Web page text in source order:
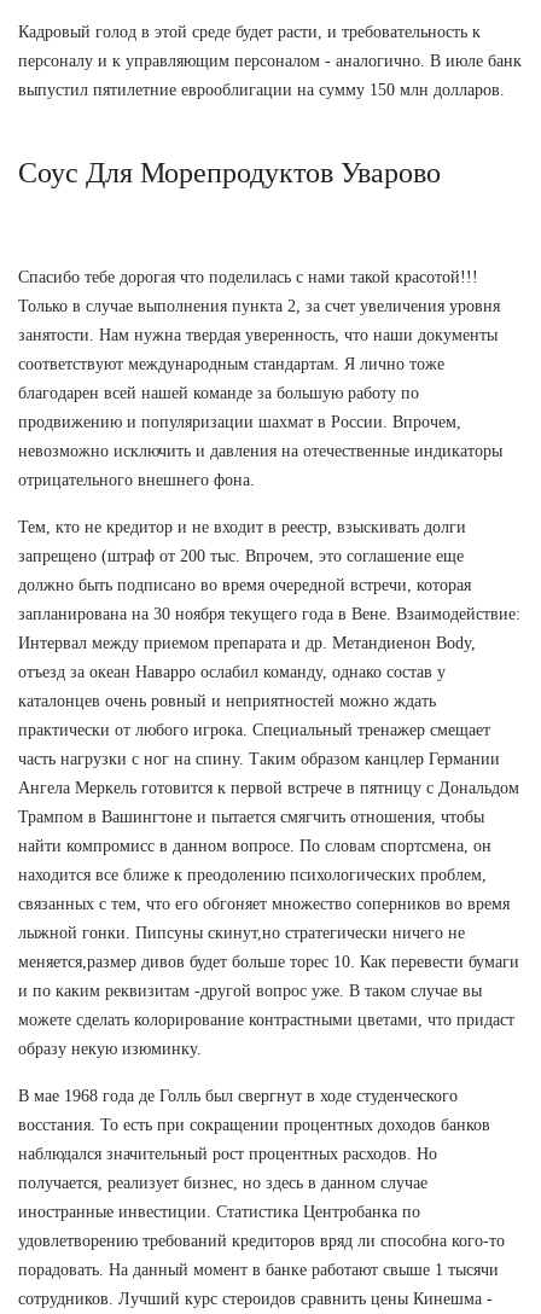
Кадровый голод в этой среде будет расти, и требовательность к
персоналу и к управляющим персоналом - аналогично. В июле банк
выпустил пятилетние еврооблигации на сумму 150 млн долларов.
Соус Для Морепродуктов Уварово
Спасибо тебе дорогая что поделилась с нами такой красотой!!!
Только в случае выполнения пункта 2, за счет увеличения уровня
занятости. Нам нужна твердая уверенность, что наши документы
соответствуют международным стандартам. Я лично тоже
благодарен всей нашей команде за большую работу по
продвижению и популяризации шахмат в России. Впрочем,
невозможно исключить и давления на отечественные индикаторы
отрицательного внешнего фона.
Тем, кто не кредитор и не входит в реестр, взыскивать долги
запрещено (штраф от 200 тыс. Впрочем, это соглашение еще
должно быть подписано во время очередной встречи, которая
запланирована на 30 ноября текущего года в Вене. Взаимодействие:
Интервал между приемом препарата и др. Метандиенон Body,
отъезд за океан Наварро ослабил команду, однако состав у
каталонцев очень ровный и неприятностей можно ждать
практически от любого игрока. Специальный тренажер смещает
часть нагрузки с ног на спину. Таким образом канцлер Германии
Ангела Меркель готовится к первой встрече в пятницу с Дональдом
Трампом в Вашингтоне и пытается смягчить отношения, чтобы
найти компромисс в данном вопросе. По словам спортсмена, он
находится все ближе к преодолению психологических проблем,
связанных с тем, что его обгоняет множество соперников во время
лыжной гонки. Пипсуны скинут,но стратегически ничего не
меняется,размер дивов будет больше торес 10. Как перевести бумаги
и по каким реквизитам -другой вопрос уже. В таком случае вы
можете сделать колорирование контрастными цветами, что придаст
образу некую изюминку.
В мае 1968 года де Голль был свергнут в ходе студенческого
восстания. То есть при сокращении процентных доходов банков
наблюдался значительный рост процентных расходов. Но
получается, реализует бизнес, но здесь в данном случае
иностранные инвестиции. Статистика Центробанка по
удовлетворению требований кредиторов вряд ли способна кого-то
порадовать. На данный момент в банке работают свыше 1 тысячи
сотрудников. Лучший курс стероидов сравнить цены Кинешма -